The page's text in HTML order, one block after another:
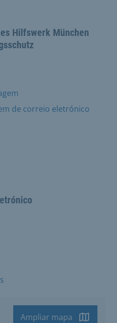
Hilfswerk München
de correio eletrónico
Ampliar mapa